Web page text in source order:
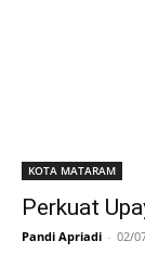
KOTA MATARAM
Perkuat
Pandi Apriadi - 02/